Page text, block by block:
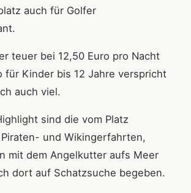
auch für Golfer
teuer bei 12,50 Euro pro Nacht
für Kinder bis 12 Jahre verspricht
auch viel.
sind die vom Platz
und Wikingerfahrten,
mit dem Angelkutter aufs Meer
dort auf Schatzsuche begeben.